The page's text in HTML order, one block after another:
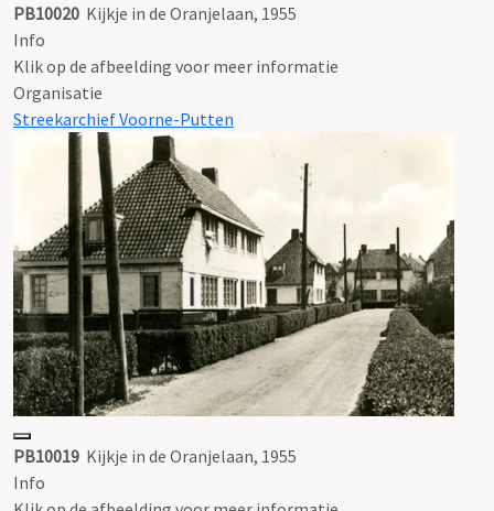
PB10020 Kijkje in de Oranjelaan, 1955
Info
Klik op de afbeelding voor meer informatie
Organisatie
Streekarchief Voorne-Putten
PB10019 Kijkje in de Oranjelaan, 1955
Info